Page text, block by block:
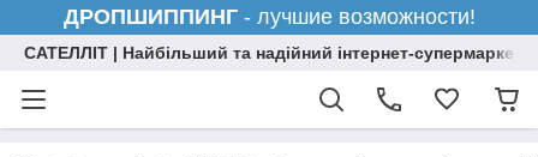
ДРОПШИППИНГ- лучшие возможности!
САТЕЛЛІТ | Найбільший та надійний інтернет-супермаркет